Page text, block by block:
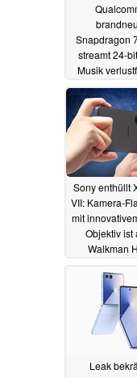
Snapdragon
streamt 24-
Musik
WLAN
Sony enthüllt
VII: Kamera-
mit
Objektiv ist
Walkman
Leak